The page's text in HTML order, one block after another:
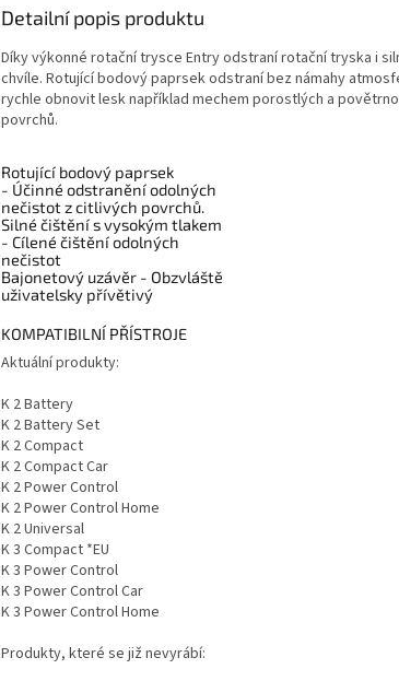
Detailní popis produktu
Díky výkonné rotační trysce Entry odstraní rotační tryska i
chvíle. Rotující bodový paprsek odstraní bez námahy
rychle obnovit lesk například mechem porostlých a
povrchů.
Rotující bodový paprsek
- Účinné odstranění odolných
nečistot z citlivých povrchů.
Silné čištění s vysokým tlakem
- Cílené čištění odolných
nečistot
Bajonetový uzávěr - Obzvláště
uživatelsky přívětivý
KOMPATIBILNÍ PŘÍSTROJE
Aktuální produkty:
K 2 Battery
K 2 Battery Set
K 2 Compact
K 2 Compact Car
K 2 Power Control
K 2 Power Control Home
K 2 Universal
K 3 Compact *EU
K 3 Power Control
K 3 Power Control Car
K 3 Power Control Home
Produkty, které se již nevyrábí: